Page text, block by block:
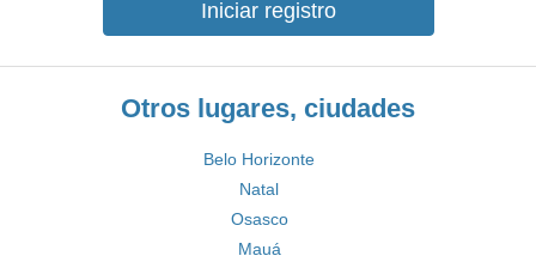
Iniciar registro
Otros lugares, ciudades
Belo Horizonte
Natal
Osasco
Mauá